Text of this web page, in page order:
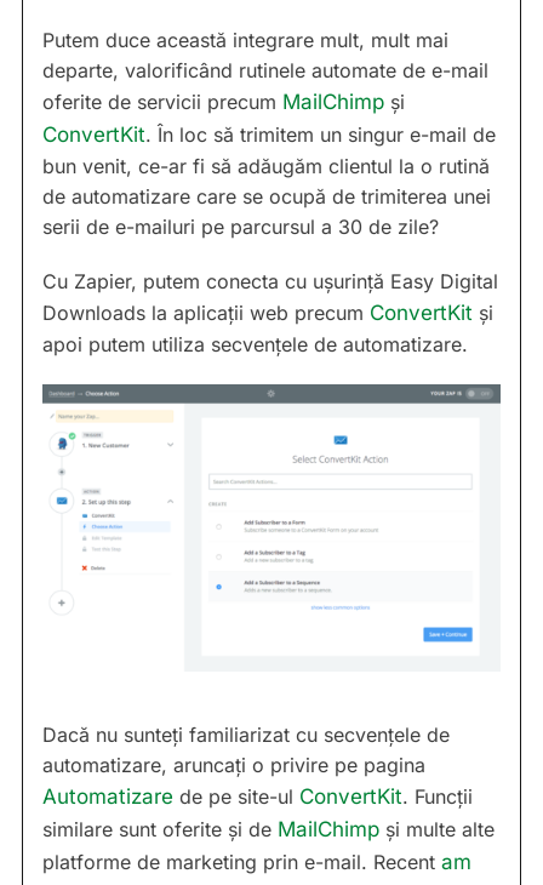
Putem duce această integrare mult, mult mai
departe, valorificând rutinele automate de e-mail
oferite de servicii precum MailChimp și
ConvertKit. În loc să trimitem un singur e-mail de
bun venit, ce-ar fi să adăugăm clientul la o rutină
de automatizare care se ocupă de trimiterea unei
serii de e-mailuri pe parcursul a 30 de zile?
Cu Zapier, putem conecta cu ușurință Easy Digital
Downloads la aplicații web precum ConvertKit și
apoi putem utiliza secvențele de automatizare.
Dacă nu sunteți familiarizat cu secvențele de
automatizare, aruncați o privire pe pagina
Automatizare de pe site-ul ConvertKit. Funcții
similare sunt oferite și de MailChimp și multe alte
platforme de marketing prin e-mail. Recent am